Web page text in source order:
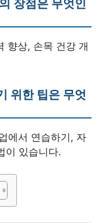
장점은 무엇인
향상, 손목 건강 개
위한 팁은 무엇
에서 연습하기, 자
이 있습니다.